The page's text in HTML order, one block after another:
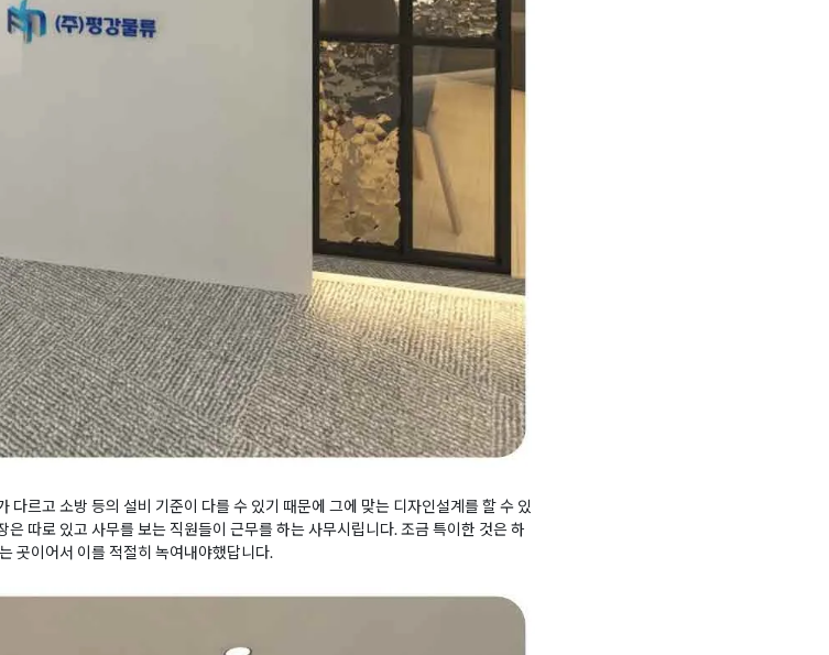
다르고 소방 등의 설비 기준이 다를 수 있기 때문에 그에 맞는 디자인설계를 할 수 있
따로 있고 사무를 보는 직원들이 근무를 하는 사무시립니다. 조금 특이한 것은 하
곳이어서 이를 적절히 녹여내야했답니다.